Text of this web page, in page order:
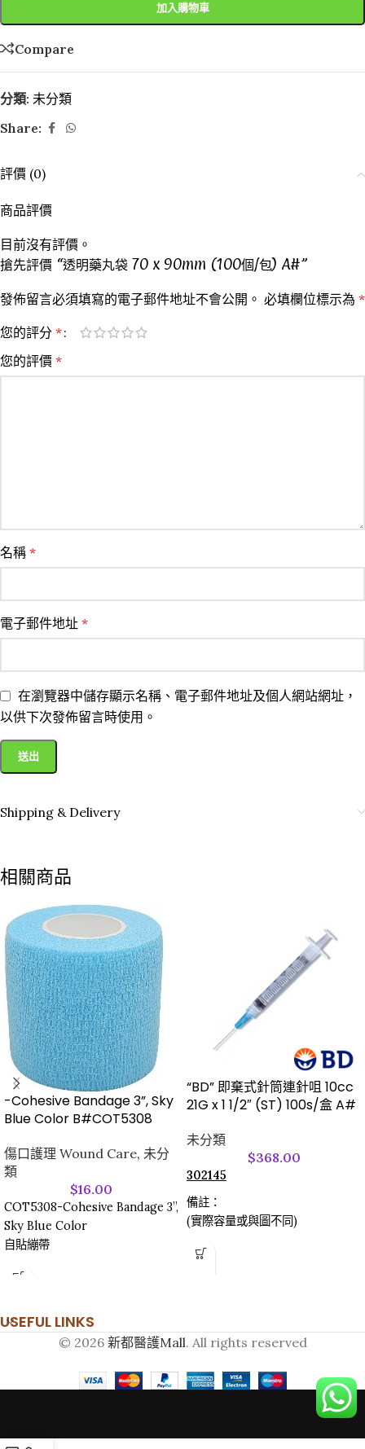
加入購物車
Compare
分類: 未分類
Share:
評價 (0)
商品評價
目前沒有評價。
搶先評價 “透明藥丸袋 70 x 90mm (100個/包) A#”
發佈留言必須填寫的電子郵件地址不會公開。 必填欄位標示為 *
您的評分 *
您的評價 *
名稱 *
電子郵件地址 *
在瀏覽器中儲存顯示名稱、電子郵件地址及個人網站網址，
以供下次發佈留言時使用。
Shipping & Delivery
相關商品
-Cohesive Bandage 3”, Sky
Blue Color B#COT5308
傷口護理 Wound Care, 未分
類
$16.00
COT5308-Cohesive Bandage 3”,
Sky Blue Color
自貼繃帶
“BD” 即棄式針筒連針咀 10cc
21G x 1 1/2″ (ST) 100s/盒 A#
未分類
$368.00
302145
備註：
(實際容量或與圖不同)
USEFUL LINKS
© 2026 新都醫護Mall. All rights reserved